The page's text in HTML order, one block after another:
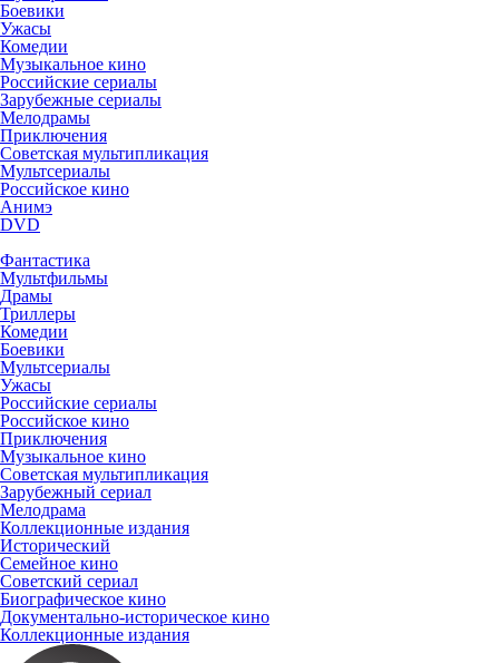
Боевики
Ужасы
Комедии
Музыкальное кино
Российские сериалы
Зарубежные сериалы
Мелодрамы
Приключения
Советская мультипликация
Мультсериалы
Российское кино
Анимэ
DVD
Фантастика
Мультфильмы
Драмы
Триллеры
Комедии
Боевики
Мультсериалы
Ужасы
Российские сериалы
Российское кино
Приключения
Музыкальное кино
Советская мультипликация
Зарубежный сериал
Мелодрама
Коллекционные издания
Исторический
Семейное кино
Советский сериал
Биографическое кино
Документально-историческое кино
Коллекционные издания